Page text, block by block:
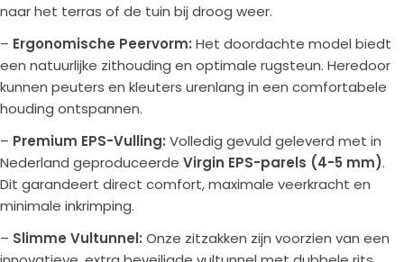
naar het terras of de tuin bij droog weer.
– Ergonomische Peervorm: Het doordachte model biedt
een natuurlijke zithouding en optimale rugsteun. Heredoor
kunnen peuters en kleuters urenlang in een comfortabele
houding ontspannen.
– Premium EPS-Vulling: Volledig gevuld geleverd met in
Nederland geproduceerde Virgin EPS-parels (4-5 mm).
Dit garandeert direct comfort, maximale veerkracht en
minimale inkrimping.
– Slimme Vultunnel: Onze zitzakken zijn voorzien van een